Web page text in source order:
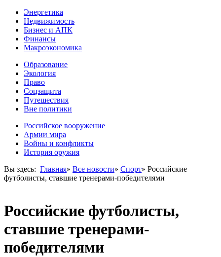
Энергетика
Недвижимость
Бизнес и АПК
Финансы
Макроэкономика
Образование
Экология
Право
Соцзащита
Путешествия
Вне политики
Российское вооружение
Армии мира
Войны и конфликты
История оружия
Вы здесь: Главная» Все новости» Спорт» Российские
футболисты, ставшие тренерами-победителями
Российские футболисты,
ставшие тренерами-
победителями